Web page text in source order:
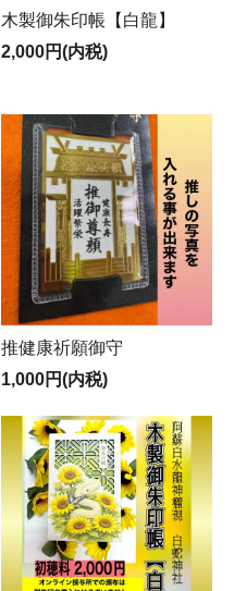
木製御朱印帳【白龍】
2,000円(内税)
推健康祈願御守
1,000円(内税)